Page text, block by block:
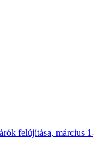
felújítása, március